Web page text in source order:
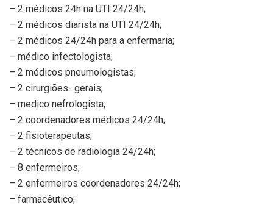
– 2 médicos 24h na UTI 24/24h;
– 2 médicos diarista na UTI 24/24h;
– 2 médicos 24/24h para a enfermaria;
– médico infectologista;
– 2 médicos pneumologistas;
– 2 cirurgiões- gerais;
– medico nefrologista;
– 2 coordenadores médicos 24/24h;
– 2 fisioterapeutas;
– 2 técnicos de radiologia 24/24h;
– 8 enfermeiros;
– 2 enfermeiros coordenadores 24/24h;
– farmacêutico;